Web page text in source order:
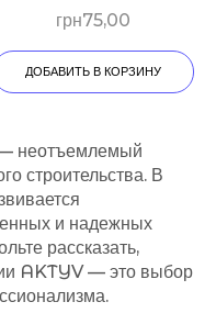
грн75,00
ДОБАВИТЬ В КОРЗИНУ
неотъемлемый
строительства. В
и надежных
рассказать,
AKTYV — это выбор